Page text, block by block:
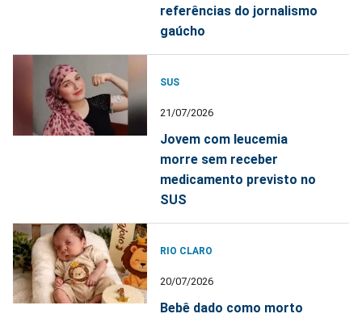
referências do jornalismo
gaúcho
SUS
21/07/2026
Jovem com leucemia
morre sem receber
medicamento previsto no
SUS
RIO CLARO
20/07/2026
Bebê dado como morto